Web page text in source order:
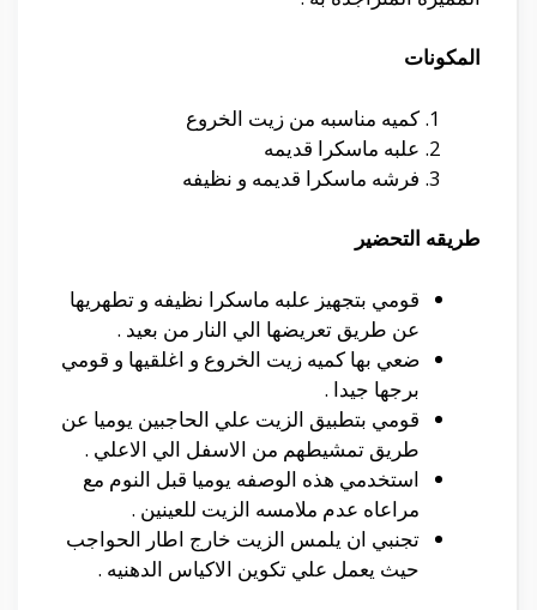
المكونات
كميه مناسبه من زيت الخروع
علبه ماسكرا قديمه
فرشه ماسكرا قديمه و نظيفه
طريقه التحضير
قومي بتجهيز علبه ماسكرا نظيفه و تطهريها
عن طريق تعريضها الي النار من بعيد .
ضعي بها كميه زيت الخروع و اغلقيها و قومي
برجها جيدا .
قومي بتطبيق الزيت علي الحاجبين يوميا عن
طريق تمشيطهم من الاسفل الي الاعلي .
استخدمي هذه الوصفه يوميا قبل النوم مع
مراعاه عدم ملامسه الزيت للعينين .
تجنبي ان يلمس الزيت خارج اطار الحواجب
حيث يعمل علي تكوين الاكياس الدهنيه .